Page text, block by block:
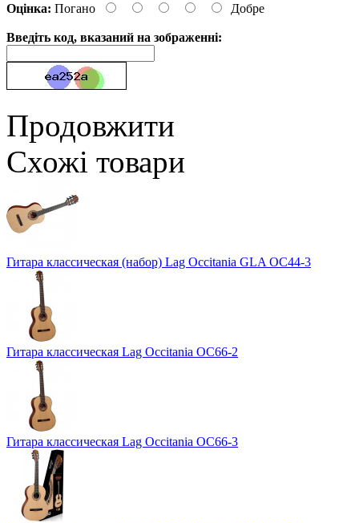
Оцінка: Погано Добре
Введіть код, вказаний на зображенні:
Продовжити
Схожі товари
Гитара классическая (набор) Lag Occitania GLA OC44-3
Гитара классическая Lag Occitania OC66-2
Гитара классическая Lag Occitania OC66-3